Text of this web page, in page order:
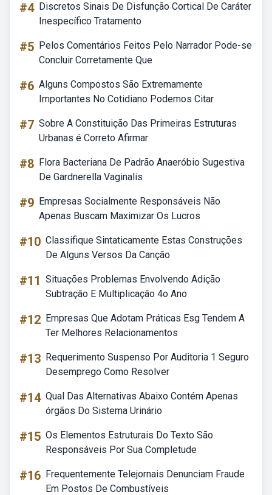
#4 Discretos Sinais De Disfunção Cortical De Caráter
Inespecífico Tratamento
#5 Pelos Comentários Feitos Pelo Narrador Pode-se
Concluir Corretamente Que
#6 Alguns Compostos São Extremamente
Importantes No Cotidiano Podemos Citar
#7 Sobre A Constituição Das Primeiras Estruturas
Urbanas é Correto Afirmar
#8 Flora Bacteriana De Padrão Anaeróbio Sugestiva
De Gardnerella Vaginalis
#9 Empresas Socialmente Responsáveis Não
Apenas Buscam Maximizar Os Lucros
#10 Classifique Sintaticamente Estas Construções
De Alguns Versos Da Canção
#11 Situações Problemas Envolvendo Adição
Subtração E Multiplicação 4o Ano
#12 Empresas Que Adotam Práticas Esg Tendem A
Ter Melhores Relacionamentos
#13 Requerimento Suspenso Por Auditoria 1 Seguro
Desemprego Como Resolver
#14 Qual Das Alternativas Abaixo Contém Apenas
órgãos Do Sistema Urinário
#15 Os Elementos Estruturais Do Texto São
Responsáveis Por Sua Completude
#16 Frequentemente Telejornais Denunciam Fraude
Em Postos De Combustíveis